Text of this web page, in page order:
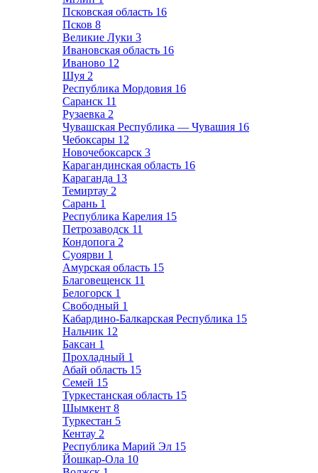
Псковская область 16
Псков 8
Великие Луки 3
Ивановская область 16
Иваново 12
Шуя 2
Республика Мордовия 16
Саранск 11
Рузаевка 2
Чувашская Республика — Чувашия 16
Чебоксары 12
Новочебоксарск 3
Карагандинская область 16
Караганда 13
Темиртау 2
Сарань 1
Республика Карелия 15
Петрозаводск 11
Кондопога 2
Суоярви 1
Амурская область 15
Благовещенск 11
Белогорск 1
Свободный 1
Кабардино-Балкарская Республика 15
Нальчик 12
Баксан 1
Прохладный 1
Абай область 15
Семей 15
Туркестанская область 15
Шымкент 8
Туркестан 5
Кентау 2
Республика Марий Эл 15
Йошкар-Ола 10